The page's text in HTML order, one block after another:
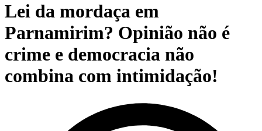
Lei da mordaça em
Parnamirim? Opinião não é
crime e democracia não
combina com intimidação!